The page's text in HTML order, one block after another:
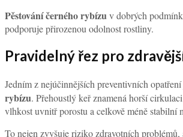
Pěstování černého rybízuv dobrých
podporuje přirozenou odolnost rostliny.
Pravidelný řez pro
Jedním z nejúčinnějších preventivních
rybízu. Přehoustlý keř znamená horší
vlhkost uvnitř porostu a celkově méně stabilní
To nejen zvyšuje riziko zdravotních